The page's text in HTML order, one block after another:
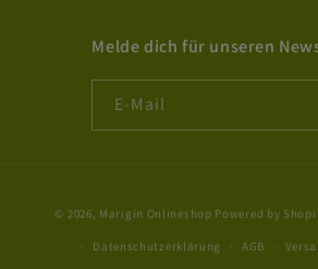
Melde dich für unseren
E-Mail
© 2026, Marigin Onlineshop Powered by
Datenschutzerklärung AGB